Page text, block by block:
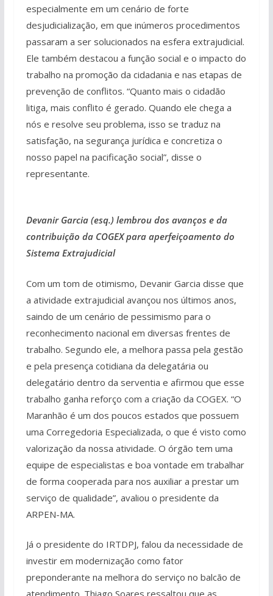
especialmente em um cenário de forte
desjudicialização, em que inúmeros procedimentos
passaram a ser solucionados na esfera extrajudicial.
Ele também destacou a função social e o impacto do
trabalho na promoção da cidadania e nas etapas de
prevenção de conflitos. “Quanto mais o cidadão
litiga, mais conflito é gerado. Quando ele chega a
nós e resolve seu problema, isso se traduz na
satisfação, na segurança jurídica e concretiza o
nosso papel na pacificação social”, disse o
representante.
Devanir Garcia (esq.) lembrou dos avanços e da
contribuição da COGEX para aperfeiçoamento do
Sistema Extrajudicial
Com um tom de otimismo, Devanir Garcia disse que
a atividade extrajudicial avançou nos últimos anos,
saindo de um cenário de pessimismo para o
reconhecimento nacional em diversas frentes de
trabalho. Segundo ele, a melhora passa pela gestão
e pela presença cotidiana da delegatária ou
delegatário dentro da serventia e afirmou que esse
trabalho ganha reforço com a criação da COGEX. “O
Maranhão é um dos poucos estados que possuem
uma Corregedoria Especializada, o que é visto como
valorização da nossa atividade. O órgão tem uma
equipe de especialistas e boa vontade em trabalhar
de forma cooperada para nos auxiliar a prestar um
serviço de qualidade”, avaliou o presidente da
ARPEN-MA.
Já o presidente do IRTDPJ, falou da necessidade de
investir em modernização como fator
preponderante na melhora do serviço no balcão de
atendimento. Thiago Soares ressaltou que as